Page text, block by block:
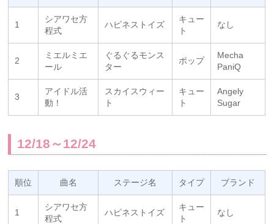
1
シアワセ方
程式
ハピネストイズ
キュー
ト
なし
2
ミエルミエ
ール
ぐるぐるモンス
ター
ポップ
Mecha
PaniQ
3
アイドル活
動！
スカイスウィー
ト
キュー
ト
Angely
Sugar
12/18～12/24
順位 曲名 ステージ名 タイプ ブランド
1
シアワセ方
程式
ハピネストイズ
キュー
ト
なし